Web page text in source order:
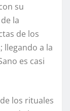
su
la
de los
llegando a la
es casi
los rituales